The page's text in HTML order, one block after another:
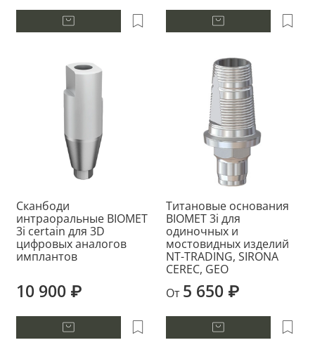
Сканбоди
интраоральные BIOMET
3i certain для 3D
цифровых аналогов
имплантов
10 900 ₽
Титановые основания
BIOMET 3i для
одиночных и
мостовидных изделий
NT-TRADING, SIRONA
CEREC, GEO
От 5 650 ₽